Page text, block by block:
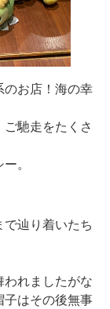
のお店！海の幸
馳走をたくさ
。
辿り着いたち
れましたがな
子はその後無事